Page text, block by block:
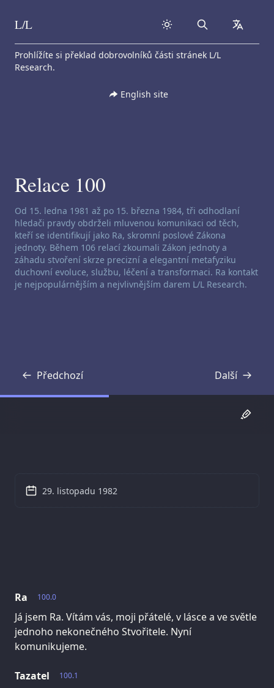
Skip to content
L/L Search
Prohlížíte si překlad dobrovolníků části stránek L/L
Research.
English site
Relace 100
Zřeknutí se odpovědnosti za channeling:
Od 15. ledna 1981 až po 15. března 1984, tři odhodlaní
hledači pravdy obdrželi mluvenou komunikaci od těch,
kteří se identifikují jako Ra, skromní poslové Zákona
jednoty. Během 106 relací zkoumali Zákon jednoty a
záhadu stvoření skrze precizní a elegantní metafyziku
duchovní evoluce, službu, léčení a transformaci. Ra kontakt
je nejpopulárnějším a nejvlivnějším darem L/L Research.
Předchozí
Přepis Další
Přepis
100.0
Ra
Já jsem Ra. Vítám vás, moji přátelé, v lásce a ve světle
jednoho nekonečného Stvořitele. Nyní
komunikujeme.
100.1
Tazatel
29. listopadu 1982